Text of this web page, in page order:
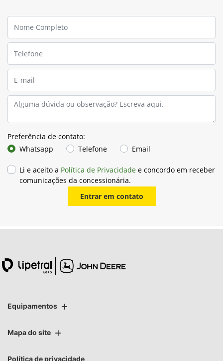
Preferência de contato:
Whatsapp
Telefone Email
Li e aceito a Política de Privacidade e concordo em receber
comunicações da concessionária.
Entrar em contato
Equipamentos
Mapa do site
Política de privacidade